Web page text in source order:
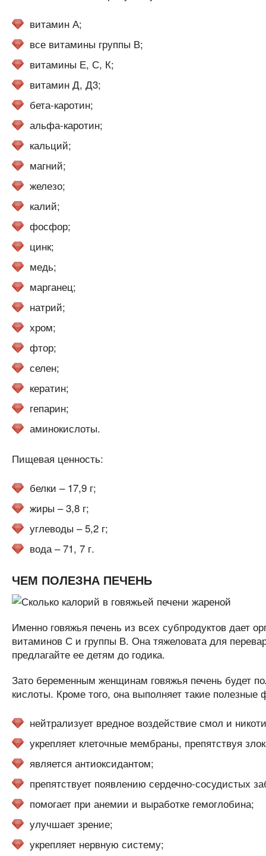
витамин А;
все витамины группы В;
витамины Е, С, К;
витамин Д, Д3;
бета-каротин;
альфа-каротин;
кальций;
магний;
железо;
калий;
фосфор;
цинк;
медь;
марганец;
натрий;
хром;
фтор;
селен;
кератин;
гепарин;
аминокислоты.
Пищевая ценность:
белки – 17,9 г;
жиры – 3,8 г;
углеводы – 5,2 г;
вода – 71, 7 г.
ЧЕМ ПОЛЕЗНА ПЕЧЕНЬ
Именно говяжья печень из всех субпродуктов дает
витаминов С и группы В. Она тяжеловата для
предлагайте ее детям до годика.
Зато беременным женщинам говяжья печень будет
кислоты. Кроме того, она выполняет такие полезные
нейтрализует вредное воздействие смол и
укрепляет клеточные мембраны, препятствуя
является антиоксидантом;
препятствует появлению сердечно-сосудистых
помогает при анемии и выработке гемоглобина;
улучшает зрение;
укрепляет нервную систему;